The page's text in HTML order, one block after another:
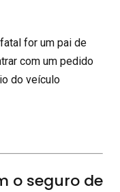
for um pai de
com um pedido
do veículo
o seguro de